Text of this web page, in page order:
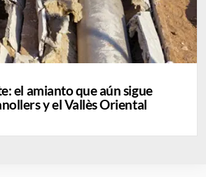
el amianto que aún sigue
y el Vallès Oriental